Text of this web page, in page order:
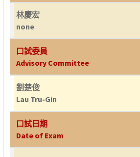
林慶宏
none
口試委員
Advisory Committee
劉楚俊
Lau Tru-Gin
口試日期
Date of Exam